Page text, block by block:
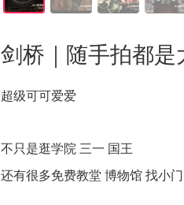
剑桥｜随手拍都是
超级可可爱爱
不只是逛学院 三一 国王
还有很多免费教堂 博物馆 找小门